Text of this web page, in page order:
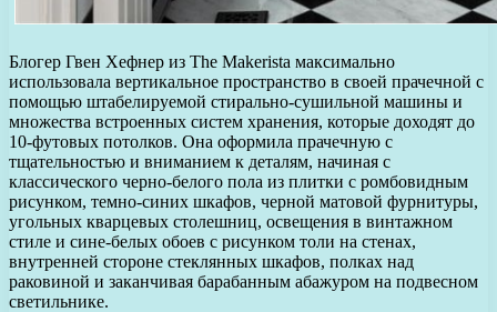
Блогер Гвен Хефнер из The Makerista максимально
использовала вертикальное пространство в своей прачечной с
помощью штабелируемой стирально-сушильной машины и
множества встроенных систем хранения, которые доходят до
10-футовых потолков. Она оформила прачечную с
тщательностью и вниманием к деталям, начиная с
классического черно-белого пола из плитки с ромбовидным
рисунком, темно-синих шкафов, черной матовой фурнитуры,
угольных кварцевых столешниц, освещения в винтажном
стиле и сине-белых обоев с рисунком толи на стенах,
внутренней стороне стеклянных шкафов, полках над
раковиной и заканчивая барабанным абажуром на подвесном
светильнике.